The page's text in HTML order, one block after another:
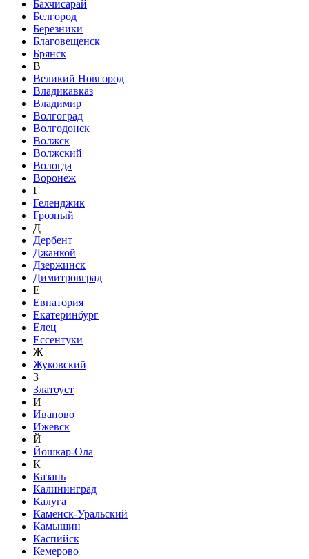
Бахчисарай
Белгород
Березники
Благовещенск
Брянск
В
Великий Новгород
Владикавказ
Владимир
Волгоград
Волгодонск
Волжск
Волжский
Вологда
Воронеж
Г
Геленджик
Грозный
Д
Дербент
Джанкой
Дзержинск
Димитровград
Е
Евпатория
Екатеринбург
Елец
Ессентуки
Ж
Жуковский
З
Златоуст
И
Иваново
Ижевск
Й
Йошкар-Ола
К
Казань
Калининград
Калуга
Каменск-Уральский
Камышин
Каспийск
Кемерово